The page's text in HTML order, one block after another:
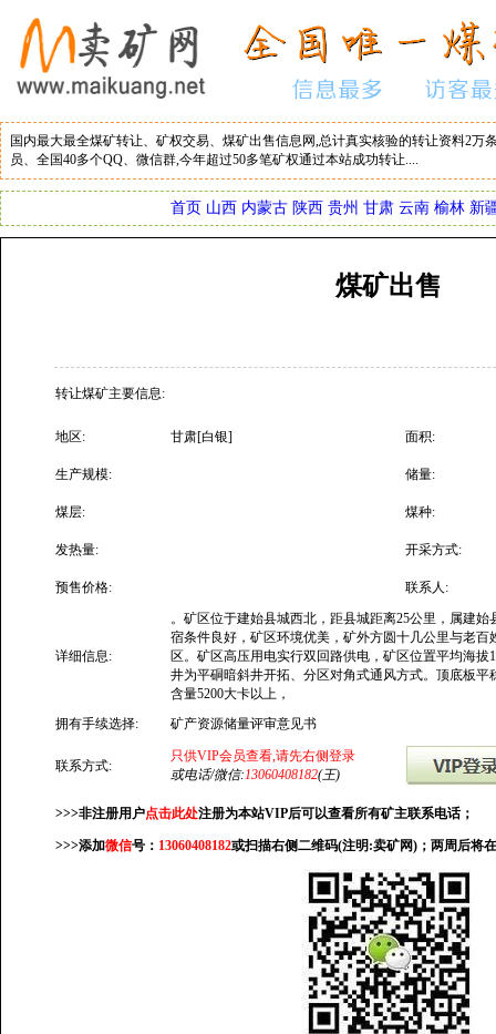
国内最大最全煤矿转让、矿权交易、煤矿出售信息网,总计真实核验的转让资料2万
员、全国40多个QQ、微信群,今年超过50多笔矿权通过本站成功转让....
首页 山西 内蒙古 陕西 贵州 甘肃 云南 榆林 新
煤矿出售
转让煤矿主要信息:
地区: 甘肃[白银] 面积:
生产规模: 储量:
煤层: 煤种:
发热量: 开采方式:
预售价格: 联系人:
详细信息:
。矿区位于建始县城西北，距县城距离25公里，属建
宿条件良好，矿区环境优美，矿外方圆十几公里与老
区。矿区高压用电实行双回路供电，矿区位置平均海拔
井为平硐暗斜井开拓、分区对角式通风方式。顶底板
含量5200大卡以上，
拥有手续选择:
矿产资源储量评审意见书
联系方式:
只供VIP会员查看,请先右侧登录
或电话/微信:13060408182(王)
>>>非注册用户点击此处注册为本站VIP后可以查看所有矿主联系电话；
>>>添加微信号： 13060408182或扫描右侧二维码(注明:卖矿网)；两周后将